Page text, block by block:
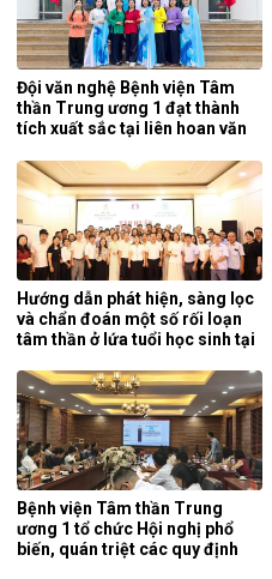
Đội văn nghệ Bệnh viện Tâm
thần Trung ương 1 đạt thành
tích xuất sắc tại liên hoan văn
lần thứ 5 năm 2026.
Hướng dẫn phát hiện, sàng lọc
và chẩn đoán một số rối loạn
tâm thần ở lứa tuổi học sinh tại
Bệnh viện Tâm thần Trung
ương 1 tổ chức Hội nghị phổ
biến, quán triệt các quy định